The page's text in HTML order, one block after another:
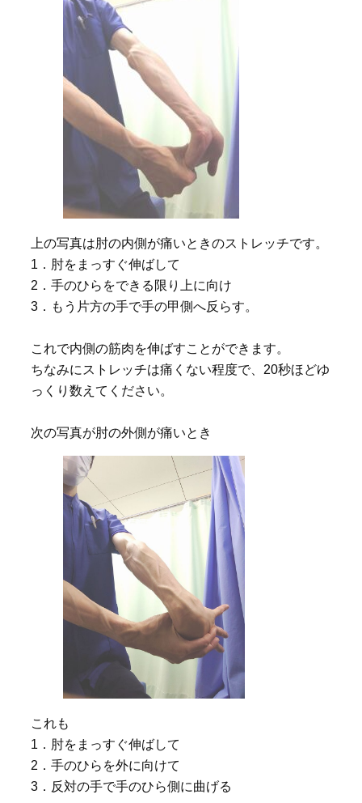
上の写真は肘の内側が痛いときのストレッチです。
1．肘をまっすぐ伸ばして
2．手のひらをできる限り上に向け
3．もう片方の手で手の甲側へ反らす。
これで内側の筋肉を伸ばすことができます。
ちなみにストレッチは痛くない程度で、20秒ほどゆ
っくり数えてください。
次の写真が肘の外側が痛いとき
これも
1．肘をまっすぐ伸ばして
2．手のひらを外に向けて
3．反対の手で手のひら側に曲げる